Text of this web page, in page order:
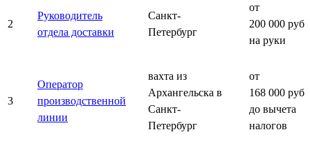
2
Руководитель
отдела доставки
Санкт-
Петербург
от
200 000 руб.
на руки
3
Оператор
производственной
линии
вахта из
Архангельска в
Санкт-
Петербург
от
168 000 руб.
до вычета
налогов